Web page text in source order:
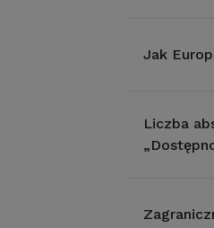
Jak
Liczba